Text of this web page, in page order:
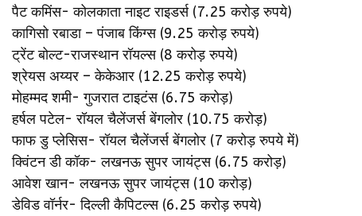
पैट कमिंस- कोलकाता नाइट राइडर्स (7.25 करोड़ रुपये)
कागिसो रबाडा – पंजाब किंग्स (9.25 करोड़ रुपये)
ट्रेंट बोल्ट-राजस्थान रॉयल्स (8 करोड़ रुपये)
श्रेयस अय्यर – केकेआर (12.25 करोड़ रुपये)
मोहम्मद शमी- गुजरात टाइटंस (6.75 करोड़)
हर्षल पटेल- रॉयल चैलेंजर्स बेंगलोर (10.75 करोड़)
फाफ डु प्लेसिस- रॉयल चैलेंजर्स बेंगलोर (7 करोड़ रुपये में)
क्विंटन डी कॉक- लखनऊ सुपर जायंट्स (6.75 करोड़)
आवेश खान- लखनऊ सुपर जायंट्स (10 करोड़)
डेविड वॉर्नर- दिल्ली कैपिटल्स (6.25 करोड़ रुपये)